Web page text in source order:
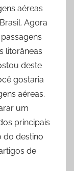
aéreas
Agora
litorâneas
deste
gostaria
aéreas.
um
principais
do destino
de